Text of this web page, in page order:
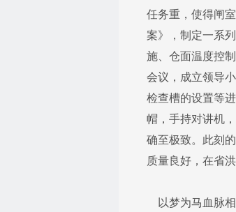
任务重，使得闸
案》，制定一系
施、仓面温度控
会议，成立领导
检查槽的设置等
帽，手持对讲机
确至极致。此刻
质量良好，在省
以梦为马血脉相